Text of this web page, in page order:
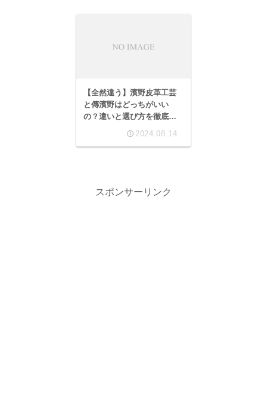
【全然違う】濱野皮革工芸
と傳濱野はどっちがいい
の？違いと選び方を徹底比
2024.08.14
スポンサーリンク